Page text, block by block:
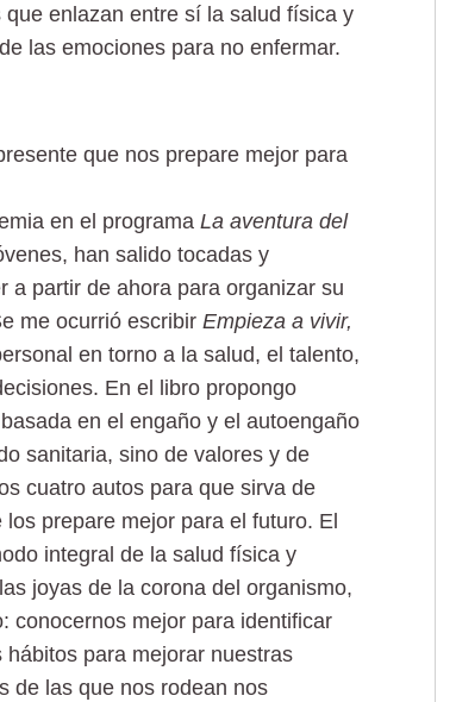
enlazan entre sí la salud física y
las emociones para no enfermar.
que nos prepare mejor para
en el programa La aventura del
han salido tocadas y
a partir de ahora para organizar su
me ocurrió escribir Empieza a vivir,
en torno a la salud, el talento,
En el libro propongo
en el engaño y el autoengaño
sanitaria, sino de valores y de
cuatro autos para que sirva de
prepare mejor para el futuro. El
integral de la salud física y
joyas de la corona del organismo,
conocernos mejor para identificar
para mejorar nuestras
de las que nos rodean nos